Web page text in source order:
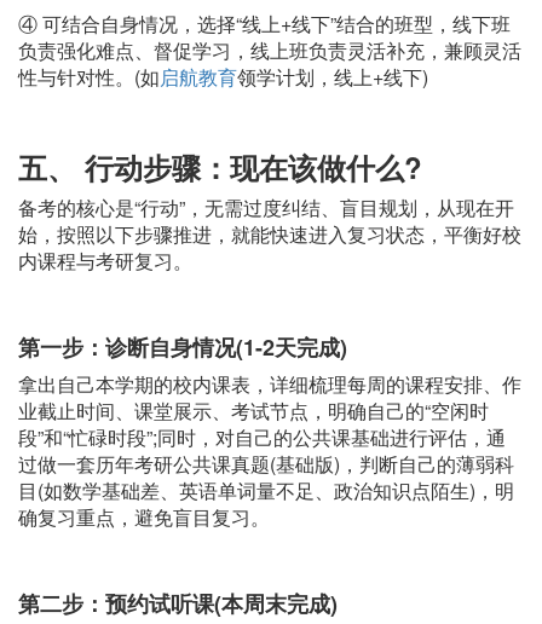
④ 可结合自身情况，选择“线上+线下”结合的班型，线下班
负责强化难点、督促学习，线上班负责灵活补充，兼顾灵活
性与针对性。(如启航教育领学计划，线上+线下)
五、 行动步骤：现在该做什么?
备考的核心是“行动”，无需过度纠结、盲目规划，从现在开
始，按照以下步骤推进，就能快速进入复习状态，平衡好校
内课程与考研复习。
第一步：诊断自身情况(1-2天完成)
拿出自己本学期的校内课表，详细梳理每周的课程安排、作
业截止时间、课堂展示、考试节点，明确自己的“空闲时
段”和“忙碌时段”;同时，对自己的公共课基础进行评估，通
过做一套历年考研公共课真题(基础版)，判断自己的薄弱科
目(如数学基础差、英语单词量不足、政治知识点陌生)，明
确复习重点，避免盲目复习。
第二步：预约试听课(本周末完成)